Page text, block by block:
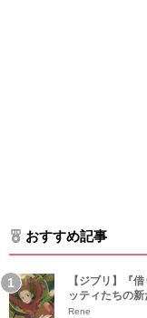
おすすめ記事
【ジブリ】『
ッティたちの
Rene